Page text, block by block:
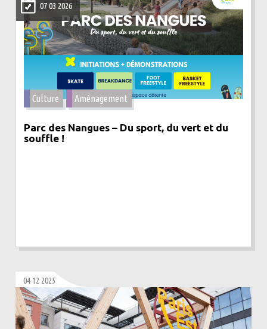
07 03 2026
Culture Aménagement
Parc des Nangues – Du sport, du vert et du
souffle !
04 12 2025